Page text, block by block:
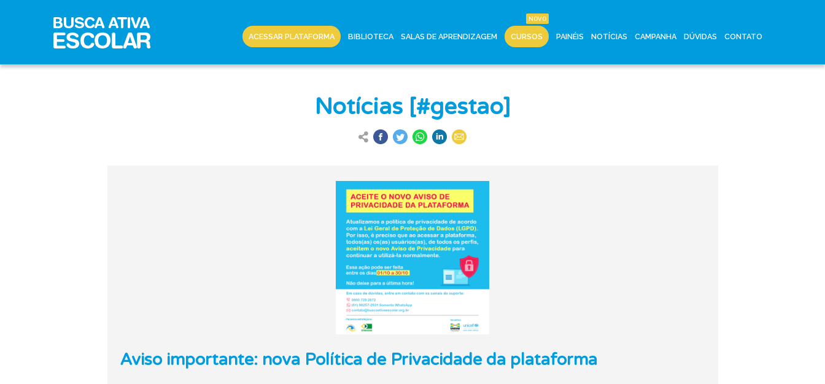
ACESSAR PLATAFORMA BIBLIOTECA SALAS DE APRENDIZAGEM CURSOS PAINÉIS NOTÍCIAS CAMPANHA DÚVIDAS CONTATO
Notícias [#gestao]
Aviso importante: nova Política de Privacidade da plataforma